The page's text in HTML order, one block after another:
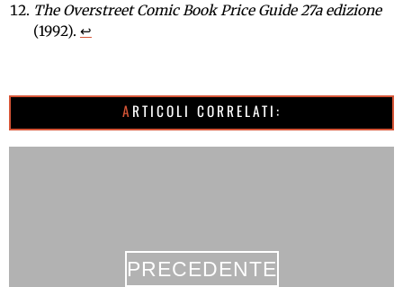
The Overstreet Comic Book Price Guide 27a edizione
(1992). ↩
ARTICOLI CORRELATI:
PRECEDENTE